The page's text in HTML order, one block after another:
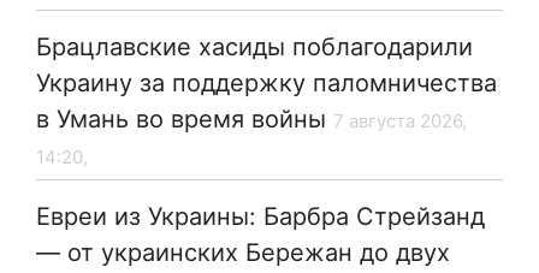
Брацлавские хасиды поблагодарили
Украину за поддержку паломничества
в Умань во время войны 7 августа 2026,
14:20,
Евреи из Украины: Барбра Стрейзанд
— от украинских Бережан до двух